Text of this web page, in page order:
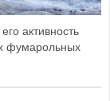
активность
фумарольных